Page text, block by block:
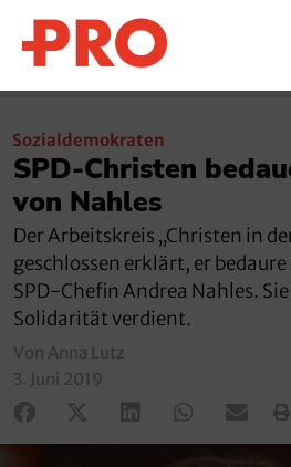
Sozialdemokraten
SPD-Christen
von Nahles
Der Arbeitskreis „Christen in
geschlossen erklärt, er
SPD-Chefin Andrea Nahles.
Solidarität verdient.
Von Anna Lutz
3. Juni 2019